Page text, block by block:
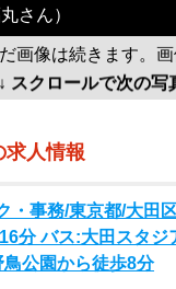
さん）
画像は続きます。画
↓ スクロールで次の写
求人情報
・事務/東京都/大田
分 バス:大田スタジ
公園から徒歩8分